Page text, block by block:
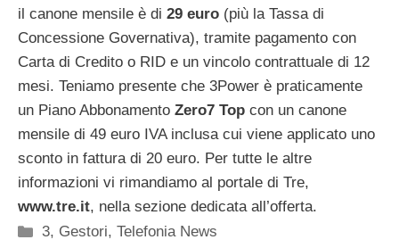
il canone mensile è di 29 euro (più la Tassa di
Concessione Governativa), tramite pagamento con
Carta di Credito o RID e un vincolo contrattuale di 12
mesi. Teniamo presente che 3Power è praticamente
un Piano Abbonamento Zero7 Top con un canone
mensile di 49 euro IVA inclusa cui viene applicato uno
sconto in fattura di 20 euro. Per tutte le altre
informazioni vi rimandiamo al portale di Tre,
www.tre.it, nella sezione dedicata all’offerta.
Categorie
3, Gestori,Telefonia News